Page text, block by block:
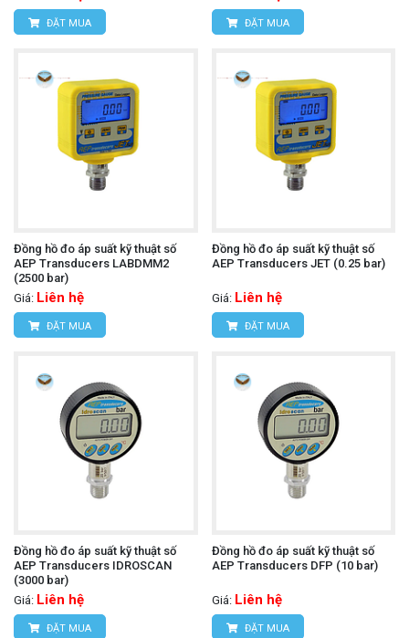
ĐẶT MUA ĐẶT MUA
Đồng hồ đo áp suất kỹ thuật số
AEP Transducers LABDMM2
(2500 bar)
Giá: Liên hệ
ĐẶT MUA
Đồng hồ đo áp suất kỹ thuật số
AEP Transducers JET (0.25 bar)
Giá: Liên hệ
ĐẶT MUA
Đồng hồ đo áp suất kỹ thuật số
AEP Transducers IDROSCAN
(3000 bar)
Giá: Liên hệ
ĐẶT MUA
Đồng hồ đo áp suất kỹ thuật số
AEP Transducers DFP (10 bar)
Giá: Liên hệ
ĐẶT MUA